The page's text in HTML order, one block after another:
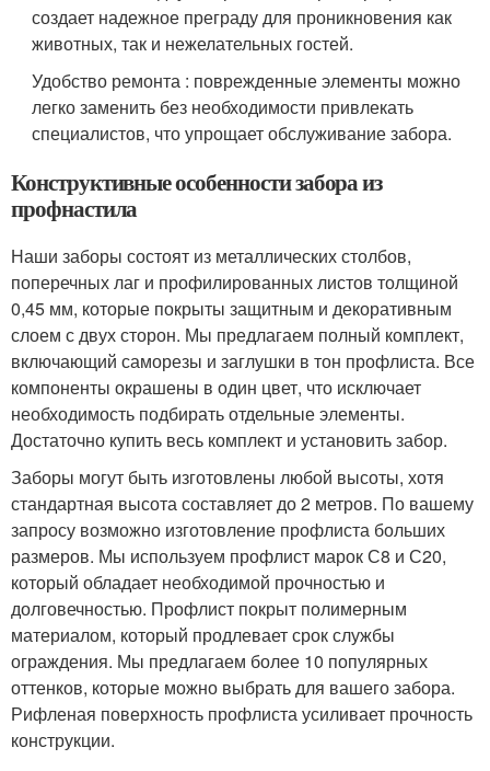
создает надежное преграду для проникновения как
животных, так и нежелательных гостей.
Удобство ремонта : поврежденные элементы можно
легко заменить без необходимости привлекать
специалистов, что упрощает обслуживание забора.
Конструктивные особенности забора из
профнастила
Наши заборы состоят из металлических столбов,
поперечных лаг и профилированных листов толщиной
0,45 мм, которые покрыты защитным и декоративным
слоем с двух сторон. Мы предлагаем полный комплект,
включающий саморезы и заглушки в тон профлиста. Все
компоненты окрашены в один цвет, что исключает
необходимость подбирать отдельные элементы.
Достаточно купить весь комплект и установить забор.
Заборы могут быть изготовлены любой высоты, хотя
стандартная высота составляет до 2 метров. По вашему
запросу возможно изготовление профлиста больших
размеров. Мы используем профлист марок С8 и С20,
который обладает необходимой прочностью и
долговечностью. Профлист покрыт полимерным
материалом, который продлевает срок службы
ограждения. Мы предлагаем более 10 популярных
оттенков, которые можно выбрать для вашего забора.
Рифленая поверхность профлиста усиливает прочность
конструкции.